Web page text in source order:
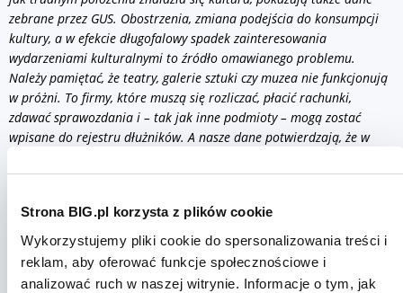
Strona BIG.pl korzysta z plików cookie
Wykorzystujemy pliki cookie do spersonalizowania treści i
reklam, aby oferować funkcje społecznościowe i
analizować ruch w naszej witrynie. Informacje o tym, jak
zebrane przez GUS. Obostrzenia, zmiana podejścia do konsumpcji
kultury, a w efekcie długofalowy spadek zainteresowania
wydarzeniami kulturalnymi to źródło omawianego problemu.
Należy pamiętać, że teatry, galerie sztuki czy muzea nie funkcjonują
w próżni. To firmy, które muszą się rozliczać, płacić rachunki,
zdawać sprawozdania i – tak jak inne podmioty – mogą zostać
wpisane do rejestru dłużników. A nasze dane potwierdzają, że w
pamiętać, że gdyby nie dofinansowanie państwa i samorządów
Grzelczak .